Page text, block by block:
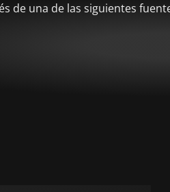
de una de las siguientes